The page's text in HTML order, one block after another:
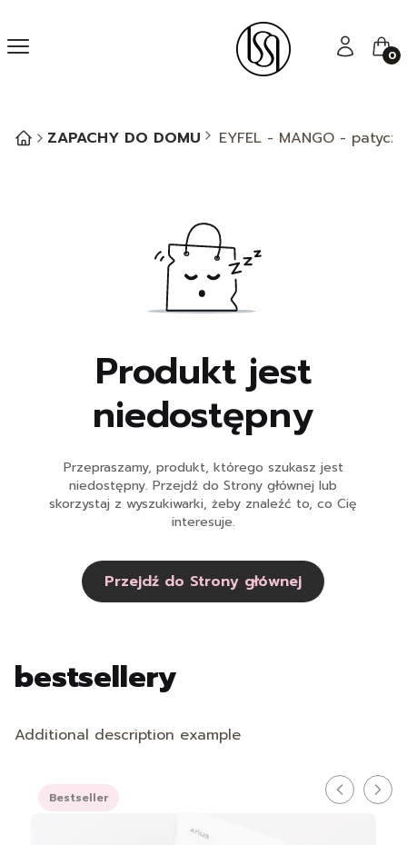
Menu Zaloguj się
ZAPACHY DO DOMU EYFEL - MANGO -
Produkt jest
niedostępny
Przepraszamy, produkt, którego szukasz jest
niedostępny. Przejdź do Strony głównej lub
skorzystaj z wyszukiwarki, żeby znaleźć to, co Cię
interesuje.
Przejdź do Strony głównej
bestsellery
Additional description example
Bestseller